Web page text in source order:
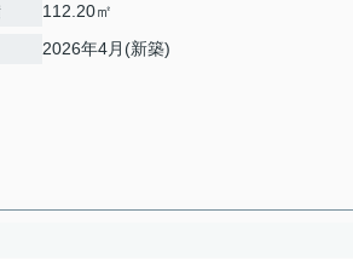
112.20㎡
2026年4月(新築)